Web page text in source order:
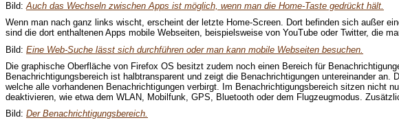
Bild:Auch das Wechseln zwischen Apps ist möglich, wenn man die Home-Taste gedrückt hält.
Wenn man nach ganz links wischt, erscheint der letzte Home-Screen. Dort befinden sich außer
sind die dort enthaltenen Apps mobile Webseiten, beispielsweise von YouTube oder Twitter, die
Bild: Eine Web-Suche lässt sich durchführen oder man kann mobile Webseiten besuchen.
Die graphische Oberfläche von Firefox OS besitzt zudem noch einen Bereich für
Benachrichtigungsbereich ist halbtransparent und zeigt die Benachrichtigungen untereinander
welche alle vorhandenen Benachrichtigungen verbirgt. Im Benachrichtigungsbereich sitzen nicht
deaktivieren, wie etwa dem WLAN, Mobilfunk, GPS, Bluetooth oder dem Flugzeugmodus.
Bild: Der Benachrichtigungsbereich.